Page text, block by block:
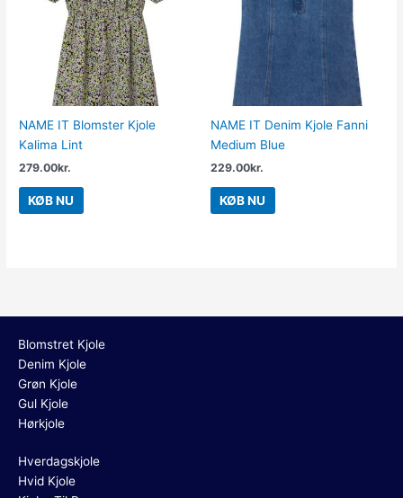
NAME IT Blomster Kjole
Kalima Lint
279.00kr.
KØB NU
NAME IT Denim Kjole Fanni
Medium Blue
229.00kr.
KØB NU
Blomstret Kjole
Denim Kjole
Grøn Kjole
Gul Kjole
Hørkjole
Hverdagskjole
Hvid Kjole